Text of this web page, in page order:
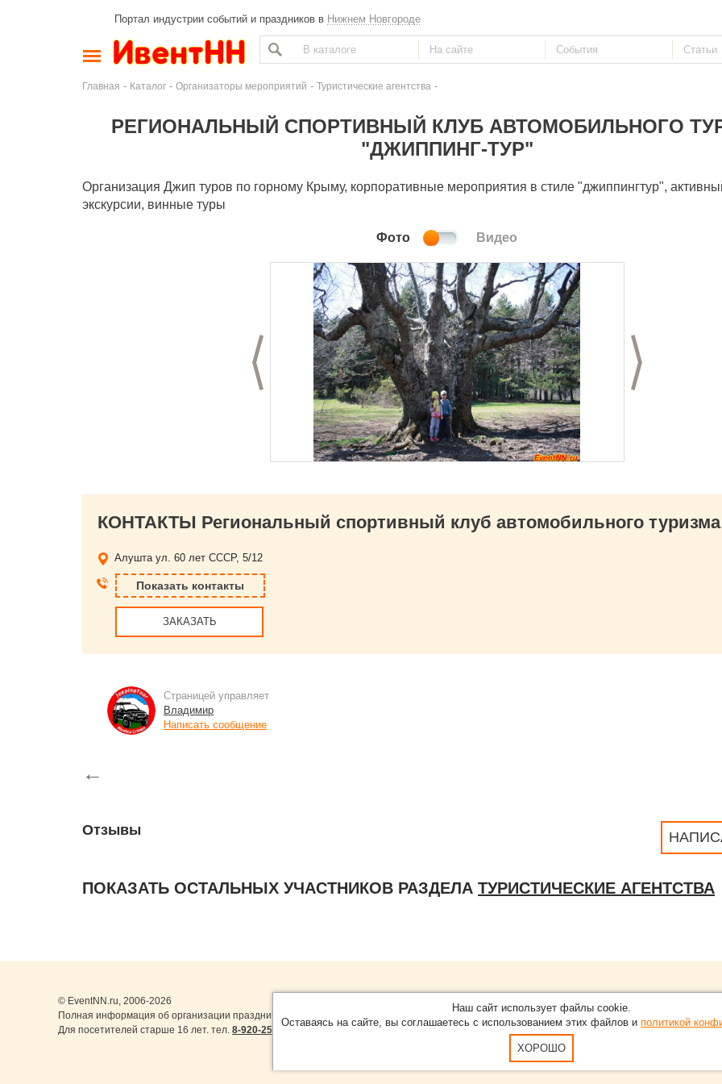
Портал индустрии событий и праздников в Нижнем Новгороде
Главная - Каталог - Организаторы мероприятий - Туристические агентства -
РЕГИОНАЛЬНЫЙ СПОРТИВНЫЙ КЛУБ АВТОМОБИЛЬНОГО
"ДЖИППИНГ-ТУР"
Организация Джип туров по горному Крыму, корпоративные мероприятия в стиле "джиппингтур",
экскурсии, винные туры
Фото Видео
Предыдущий слайд
Алушта ул. 60 лет СССР, 5/12
Показать контакты
ЗАКАЗАТЬ
Страницей управляет
Владимир
Написать сообщение
←
Отзывы
ПОКАЗАТЬ ОСТАЛЬНЫХ УЧАСТНИКОВ РАЗДЕЛА ТУРИСТИЧЕСКИЕ АГЕНТСТВА
© EventNN.ru, 2006-2026
Полная информация об организации праздничных мероприятий в Нижнем Новгороде.
Для посетителей старше 16 лет. тел. 8-920-253-22-14 8-999-077-15-51
О проекте
Карта сайта
Обращайтесь на портал
С новостями, пресс-
По вопросам добавления
Пользовательское
Наш сайт использует файлы cookie.
Оставаясь на сайте, вы соглашаетесь с использованием этих файлов и политикой
ХОРОШО